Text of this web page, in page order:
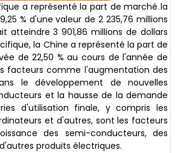
a représenté la part de marché la
% d'une valeur de 2 235,76 millions
atteindre 3 901,86 millions de dollars
la Chine a représenté la part de
de 22,50 % au cours de l'année de
facteurs comme l'augmentation des
le développement de nouvelles
et la hausse de la demande
d'utilisation finale, y compris les
et d'autres, sont les facteurs
des semi-conducteurs, des
produits électriques.